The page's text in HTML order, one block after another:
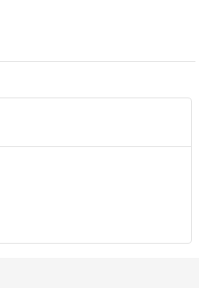
ジの受付はしておりません(＞人
のご連絡が夜分になる事がありま
しくお願いします！！
す○○○○○○
せんm(_ _)m